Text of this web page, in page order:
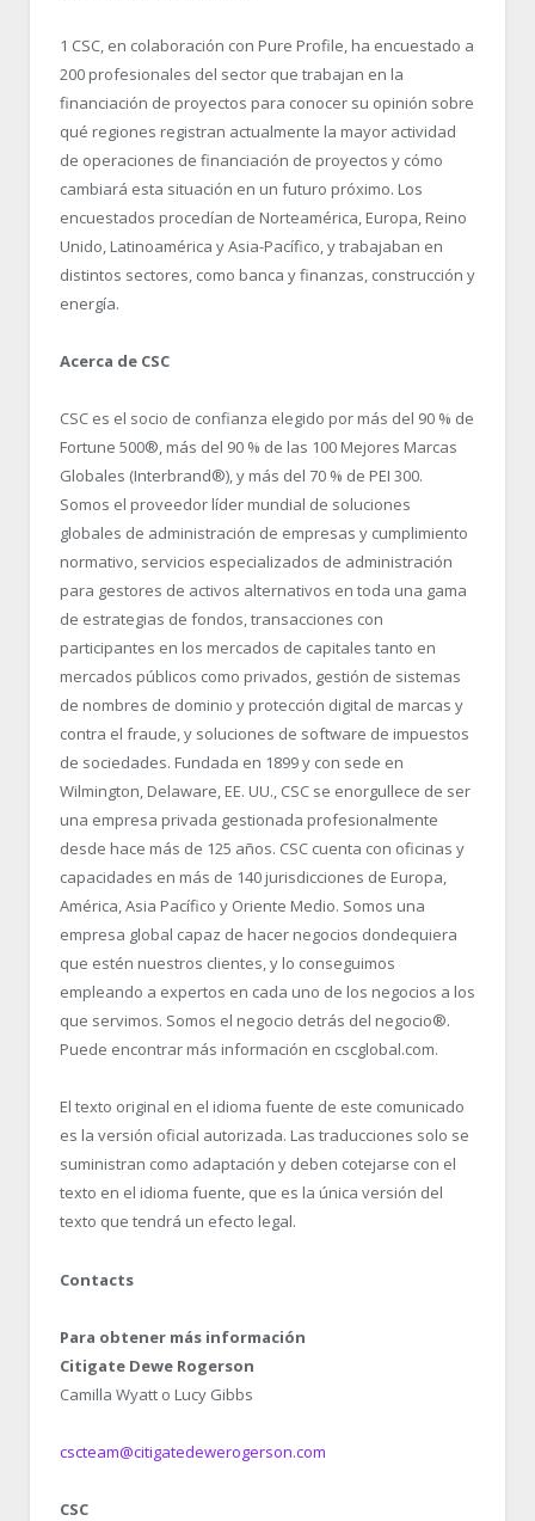
1 CSC, en colaboración con Pure Profile, ha encuestado a
200 profesionales del sector que trabajan en la
financiación de proyectos para conocer su opinión sobre
qué regiones registran actualmente la mayor actividad
de operaciones de financiación de proyectos y cómo
cambiará esta situación en un futuro próximo. Los
encuestados procedían de Norteamérica, Europa, Reino
Unido, Latinoamérica y Asia-Pacífico, y trabajaban en
distintos sectores, como banca y finanzas, construcción y
energía.
Acerca de CSC
CSC es el socio de confianza elegido por más del 90 % de
Fortune 500®, más del 90 % de las 100 Mejores Marcas
Globales (Interbrand®), y más del 70 % de PEI 300.
Somos el proveedor líder mundial de soluciones
globales de administración de empresas y cumplimiento
normativo, servicios especializados de administración
para gestores de activos alternativos en toda una gama
de estrategias de fondos, transacciones con
participantes en los mercados de capitales tanto en
mercados públicos como privados, gestión de sistemas
de nombres de dominio y protección digital de marcas y
contra el fraude, y soluciones de software de impuestos
de sociedades. Fundada en 1899 y con sede en
Wilmington, Delaware, EE. UU., CSC se enorgullece de ser
una empresa privada gestionada profesionalmente
desde hace más de 125 años. CSC cuenta con oficinas y
capacidades en más de 140 jurisdicciones de Europa,
América, Asia Pacífico y Oriente Medio. Somos una
empresa global capaz de hacer negocios dondequiera
que estén nuestros clientes, y lo conseguimos
empleando a expertos en cada uno de los negocios a los
que servimos. Somos el negocio detrás del negocio®.
Puede encontrar más información en cscglobal.com.
El texto original en el idioma fuente de este comunicado
es la versión oficial autorizada. Las traducciones solo se
suministran como adaptación y deben cotejarse con el
texto en el idioma fuente, que es la única versión del
texto que tendrá un efecto legal.
Contacts
Para obtener más información
Citigate Dewe Rogerson
Camilla Wyatt o Lucy Gibbs
cscteam@citigatedewerogerson.com
CSC